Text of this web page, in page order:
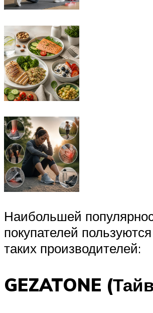
Наибольшей
покупателей
таких производителей:
GEZATONE